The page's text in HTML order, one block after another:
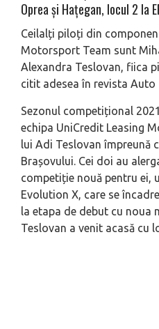
Oprea și Hațegan, locul 2 la
Ceilalți piloți din
Motorsport Team sunt
Alexandra Teslovan, fiica
citit adesea în revista Auto
Sezonul competițional
echipa UniCredit Leasing
lui Adi Teslovan împreună
Brașovului. Cei doi au
competiție nouă pentru ei,
Evolution X, care se
la etapa de debut cu noua
Teslovan a venit acasă cu